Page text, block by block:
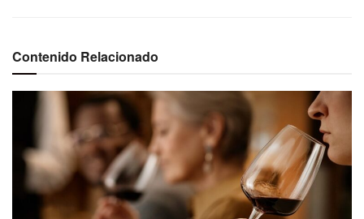
Contenido Relacionado